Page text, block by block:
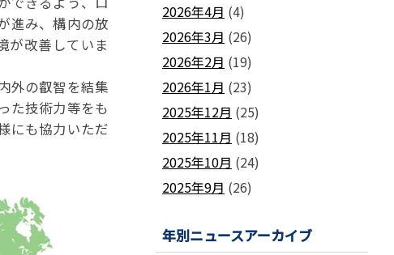
進み、構内の放
が改善していま
外の叡智を結集
た技術力等をも
にも協力いただ
2026年4月 (4)
2026年3月 (26)
2026年2月 (19)
2026年1月 (23)
2025年12月 (25)
2025年11月 (18)
2025年10月 (24)
2025年9月 (26)
年別ニュースアーカイブ